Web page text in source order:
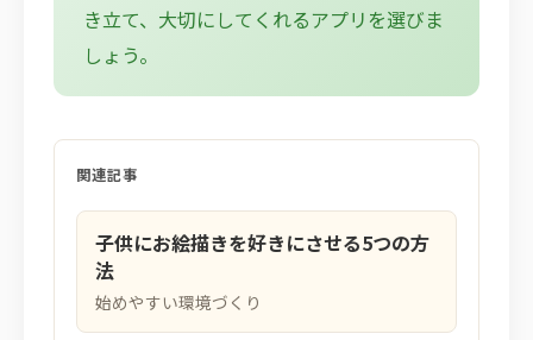
き立て、大切にしてくれるアプリを選びま
しょう。
関連記事
子供にお絵描きを好きにさせる5つの方
法
始めやすい環境づくり